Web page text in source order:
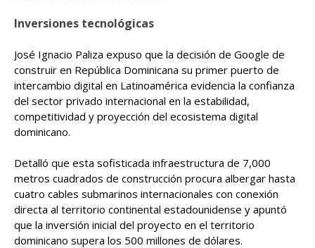
Inversiones tecnológicas
José Ignacio Paliza expuso que la decisión de Google de
construir en República Dominicana su primer puerto de
intercambio digital en Latinoamérica evidencia la confianza
del sector privado internacional en la estabilidad,
competitividad y proyección del ecosistema digital
dominicano.
Detalló que esta sofisticada infraestructura de 7,000
metros cuadrados de construcción procura albergar hasta
cuatro cables submarinos internacionales con conexión
directa al territorio continental estadounidense y apuntó
que la inversión inicial del proyecto en el territorio
dominicano supera los 500 millones de dólares.